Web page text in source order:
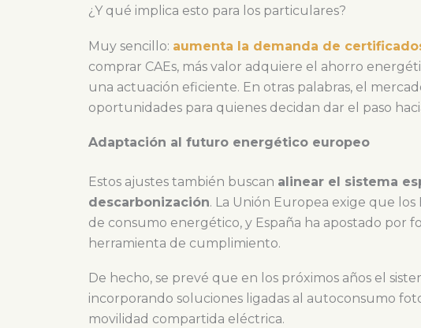
¿Y qué implica esto para los particulares?
Muy sencillo: aumenta la demanda de
comprar CAEs, más valor adquiere el ahorro
una actuación eficiente. En otras palabras, el
oportunidades para quienes decidan dar el paso
Adaptación al futuro energético europeo
Estos ajustes también buscan alinear el sistema
descarbonización. La Unión Europea exige que
de consumo energético, y España ha apostado por
herramienta de cumplimiento.
De hecho, se prevé que en los próximos años el
incorporando soluciones ligadas al autoconsumo
movilidad compartida eléctrica.